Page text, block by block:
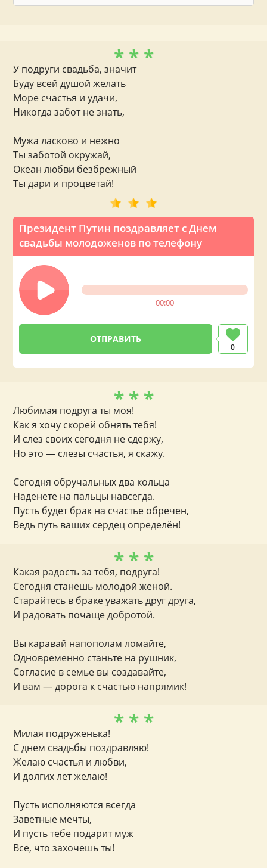
Президент Путин поздравляет с Днем
свадьбы молодоженов по телефону
00:00
0
* * *
У подруги свадьба, значит
Буду всей душой желать
Море счастья и удачи,
Никогда забот не знать,
Мужа ласково и нежно
Ты заботой окружай,
Океан любви безбрежный
Ты дари и процветай!
* * *
Любимая подруга ты моя!
Как я хочу скорей обнять тебя!
И слез своих сегодня не сдержу,
Но это — слезы счастья, я скажу.
Сегодня обручальных два кольца
Наденете на пальцы навсегда.
Пусть будет брак на счастье обречен,
Ведь путь ваших сердец определён!
* * *
Какая радость за тебя, подруга!
Сегодня станешь молодой женой.
Старайтесь в браке уважать друг друга,
И радовать почаще добротой.
Вы каравай напополам ломайте,
Одновременно станьте на рушник,
Согласие в семье вы создавайте,
И вам — дорога к счастью напрямик!
* * *
Милая подруженька!
С днем свадьбы поздравляю!
Желаю счастья и любви,
И долгих лет желаю!
Пусть исполняются всегда
Заветные мечты,
И пусть тебе подарит муж
Все, что захочешь ты!